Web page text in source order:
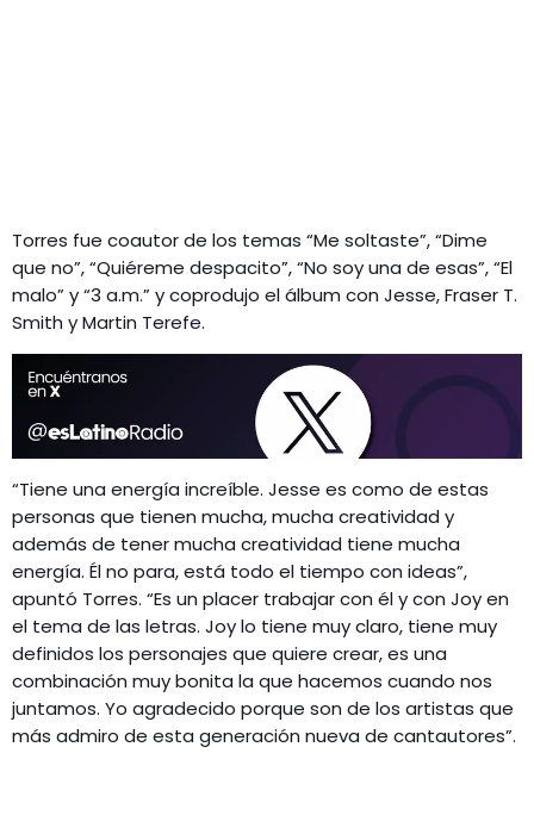
Torres fue coautor de los temas “Me soltaste”, “Dime
que no”, “Quiéreme despacito”, “No soy una de esas”, “El
malo” y “3 a.m.” y coprodujo el álbum con Jesse, Fraser T.
Smith y Martin Terefe.
“Tiene una energía increíble. Jesse es como de estas
personas que tienen mucha, mucha creatividad y
además de tener mucha creatividad tiene mucha
energía. Él no para, está todo el tiempo con ideas”,
apuntó Torres. “Es un placer trabajar con él y con Joy en
el tema de las letras. Joy lo tiene muy claro, tiene muy
definidos los personajes que quiere crear, es una
combinación muy bonita la que hacemos cuando nos
juntamos. Yo agradecido porque son de los artistas que
más admiro de esta generación nueva de cantautores”.